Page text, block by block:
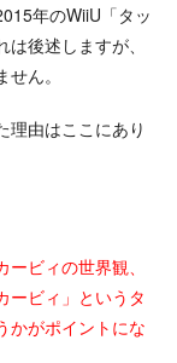
年のWiiU「タッ
後述しますが、
ん。
理由はここにあり
ビィの世界観、
ービィ」というタ
かがポイントにな